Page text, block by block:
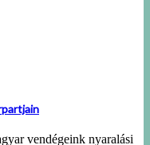
vendégeink nyaralási